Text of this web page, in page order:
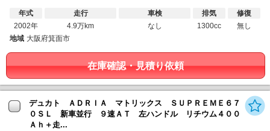
年式
2002年
走行
4.9万km
車検
なし
排気
1300cc
修復
無し
地域 大阪府箕面市
在庫確認・見積り依頼
デュカト ＡＤＲＩＡ マトリックス ＳＵＰＲＥＭＥ６７
０ＳＬ 新車並行 ９速ＡＴ 左ハンドル リチウム４００
Ａｈ＋走...